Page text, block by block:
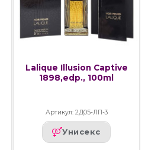
Lalique Illusion Captive
1898,edp., 100ml
Артикул: 2Д05-ЛП-3
Унисекс